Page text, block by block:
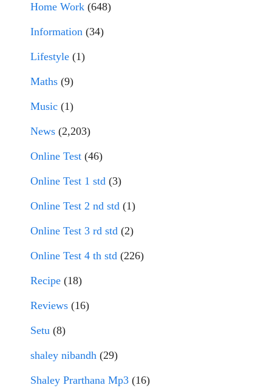
Home Work (648)
Information (34)
Lifestyle (1)
Maths (9)
Music (1)
News (2,203)
Online Test (46)
Online Test 1 std (3)
Online Test 2 nd std (1)
Online Test 3 rd std (2)
Online Test 4 th std (226)
Recipe (18)
Reviews (16)
Setu (8)
shaley nibandh (29)
Shaley Prarthana Mp3 (16)